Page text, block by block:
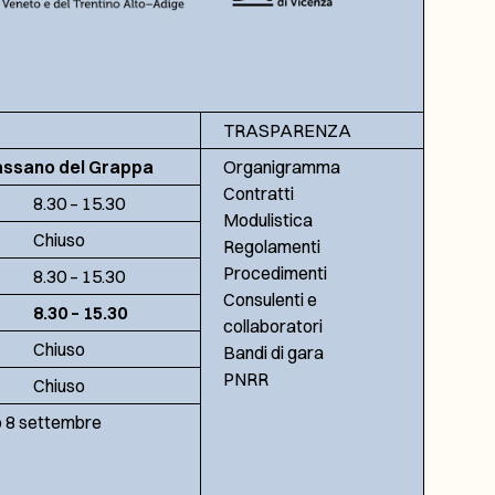
del Grappa
8.30 – 15.30
Chiuso
8.30 – 15.30
8.30 – 15.30
Chiuso
Chiuso
8 settembre
TRASPARENZA
Organigramma
Contratti
Modulistica
Regolamenti
Procedimenti
Consulenti e
collaboratori
Bandi di gara
PNRR